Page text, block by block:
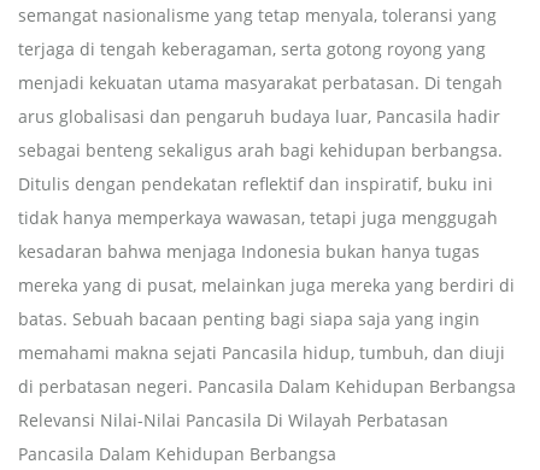
semangat nasionalisme yang tetap menyala, toleransi yang
terjaga di tengah keberagaman, serta gotong royong yang
menjadi kekuatan utama masyarakat perbatasan. Di tengah
arus globalisasi dan pengaruh budaya luar, Pancasila hadir
sebagai benteng sekaligus arah bagi kehidupan berbangsa.
Ditulis dengan pendekatan reflektif dan inspiratif, buku ini
tidak hanya memperkaya wawasan, tetapi juga menggugah
kesadaran bahwa menjaga Indonesia bukan hanya tugas
mereka yang di pusat, melainkan juga mereka yang berdiri di
batas. Sebuah bacaan penting bagi siapa saja yang ingin
memahami makna sejati Pancasila hidup, tumbuh, dan diuji
di perbatasan negeri. Pancasila Dalam Kehidupan Berbangsa
Relevansi Nilai-Nilai Pancasila Di Wilayah Perbatasan
Pancasila Dalam Kehidupan Berbangsa